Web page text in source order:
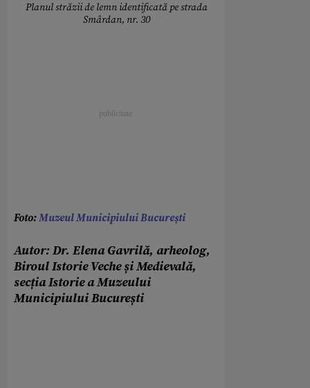
Planul străzii de lemn identificată pe strada
Smârdan, nr. 30
Foto:Muzeul Municipiului București
Autor: Dr. Elena Gavrilă, arheolog,
Biroul Istorie Veche și Medievală,
secția Istorie a Muzeului
Municipiului București